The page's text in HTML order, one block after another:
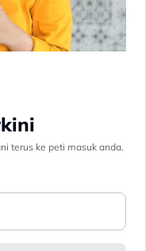
terus ke peti masuk anda.